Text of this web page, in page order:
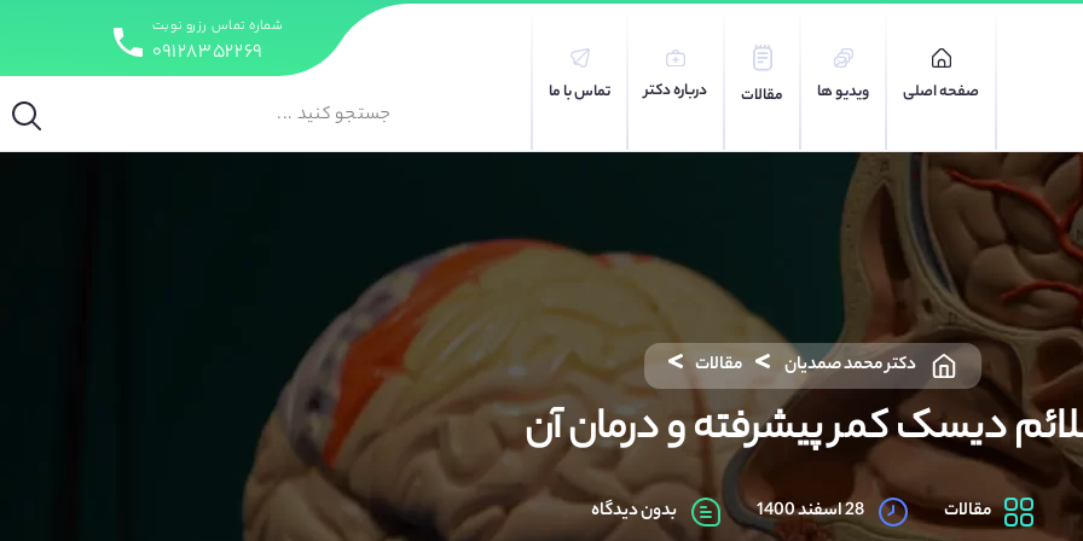
صفحه اصلی ویدیو ها مقالات درباره دکتر تماس با ما
شماره تماس رزرو نوبت
۰۹۱۲۸۳۵۲۲۶۹
دکتر محمد صمدیان مقالات
دیسک کمر پیشرفته و درمان آن
مقالات بدون دیدگاه